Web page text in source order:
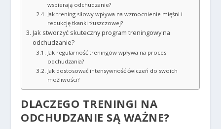
wspierają odchudzanie?
Jak trening siłowy wpływa na wzmocnienie mięśni i
redukcję tkanki tłuszczowej?
Jak stworzyć skuteczny program treningowy na
odchudzanie?
Jak regularność treningów wpływa na proces
odchudzania?
Jak dostosować intensywność ćwiczeń do swoich
możliwości?
DLACZEGO TRENINGI NA
ODCHUDZANIE SĄ WAŻNE?